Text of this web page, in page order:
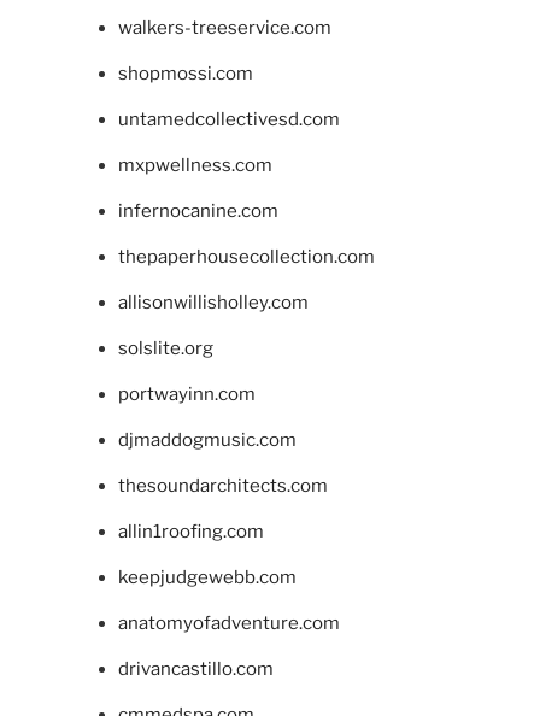
walkers-treeservice.com
shopmossi.com
untamedcollectivesd.com
mxpwellness.com
infernocanine.com
thepaperhousecollection.com
allisonwillisholley.com
solslite.org
portwayinn.com
djmaddogmusic.com
thesoundarchitects.com
allin1roofing.com
keepjudgewebb.com
anatomyofadventure.com
drivancastillo.com